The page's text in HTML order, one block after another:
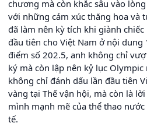
chương mà còn khắc sâu vào
với những cảm xúc thăng hoa và
đã làm nên kỳ tích khi giành
đầu tiên cho Việt Nam ở nội
điểm số 202.5, anh không chỉ
ký mà còn lập nên kỷ lục
không chỉ đánh dấu lần đầu tiên
vàng tại Thế vận hội, mà còn là
mình mạnh mẽ của thể thao
tế.